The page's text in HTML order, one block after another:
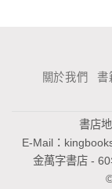
關於我們 書
書店
E-Mail：
金萬字書店 -